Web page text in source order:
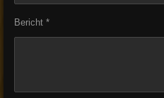
Bericht *